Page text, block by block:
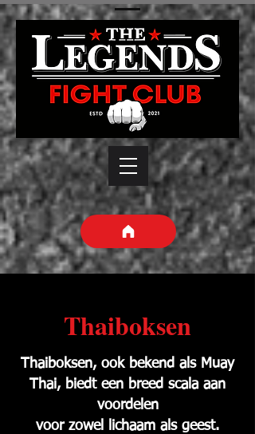
Thaiboksen
Thaiboksen, ook bekend als Muay
Thai, biedt een breed scala aan
voordelen
voor zowel lichaam als geest.